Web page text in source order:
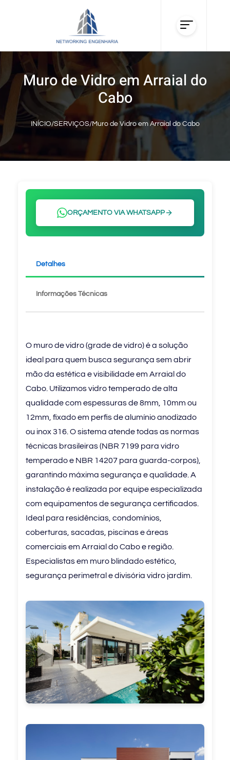
Muro de Vidro em Arraial do
Cabo
INÍCIO/SERVIÇOS/Muro de Vidro em Arraial do Cabo
ORÇAMENTO VIA WHATSAPP
Detalhes
Informações Técnicas
O muro de vidro (grade de vidro) é a solução
ideal para quem busca segurança sem abrir
mão da estética e visibilidade em Arraial do
Cabo. Utilizamos vidro temperado de alta
qualidade com espessuras de 8mm, 10mm ou
12mm, fixado em perfis de alumínio anodizado
ou inox 316. O sistema atende todas as normas
técnicas brasileiras (NBR 7199 para vidro
temperado e NBR 14207 para guarda-corpos),
garantindo máxima segurança e qualidade. A
instalação é realizada por equipe especializada
com equipamentos de segurança certificados.
Ideal para residências, condomínios,
coberturas, sacadas, piscinas e áreas
comerciais em Arraial do Cabo e região.
Especialistas em muro blindado estético,
segurança perimetral e divisória vidro jardim.